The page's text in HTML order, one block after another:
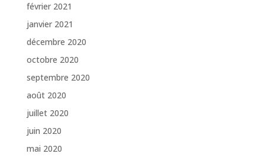
février 2021
janvier 2021
décembre 2020
octobre 2020
septembre 2020
août 2020
juillet 2020
juin 2020
mai 2020